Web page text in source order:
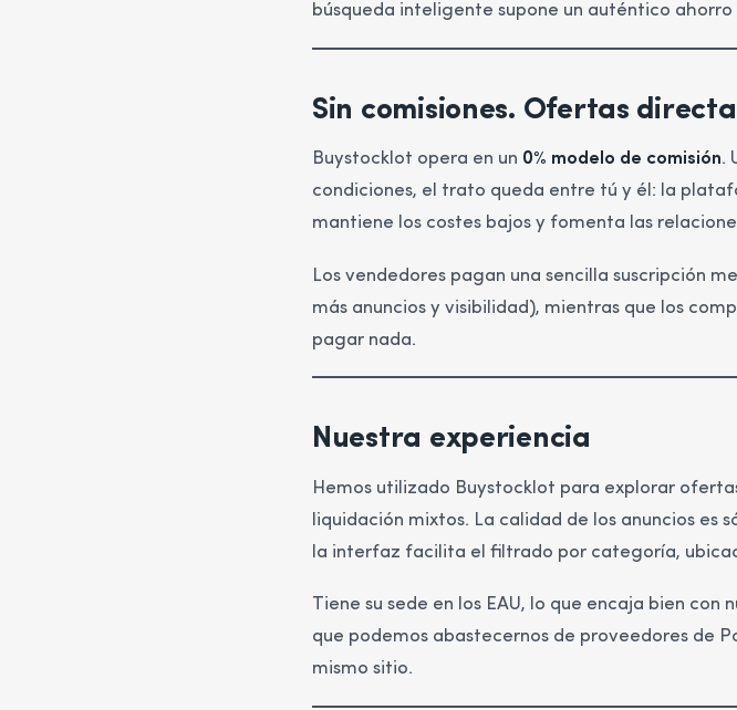
búsqueda inteligente supone un auténtico
Sin comisiones. Ofertas
Buystocklot opera en un 0% modelo de comisión.
condiciones, el trato queda entre tú y él: la
mantiene los costes bajos y fomenta las
Los vendedores pagan una sencilla suscripción
más anuncios y visibilidad), mientras que los
pagar nada.
Nuestra experiencia
Hemos utilizado Buystocklot para explorar
liquidación mixtos. La calidad de los anuncios
la interfaz facilita el filtrado por categoría,
Tiene su sede en los EAU, lo que encaja bien
que podemos abastecernos de proveedores de
mismo sitio.